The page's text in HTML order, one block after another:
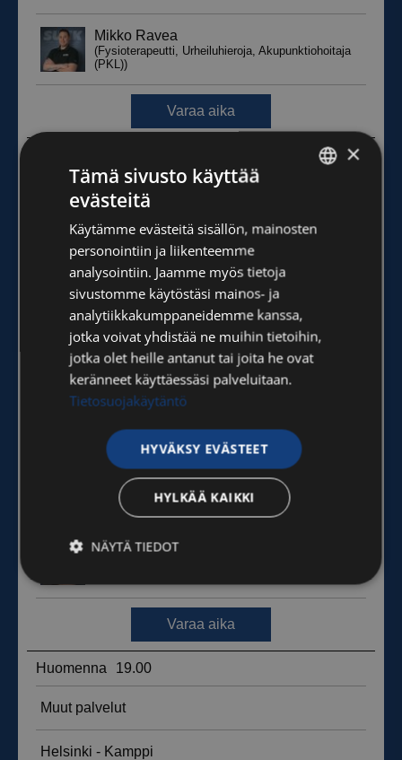
ENGLISH
×
Tämä sivusto käyttää
evästeitä
Käytämme evästeitä sisällön, mainosten
personointiin ja liikenteemme
analysointiin. Jaamme myös tietoja
sivustomme käytöstäsi mainos- ja
analytiikkakumppaneidemme kanssa,
jotka voivat yhdistää ne muihin tietoihin,
jotka olet heille antanut tai joita he ovat
keränneet käyttäessäsi palveluitaan.
Tietosuojakäytäntö
HYVÄKSY EVÄSTEET
HYLKÄÄ KAIKKI
NÄYTÄ TIEDOT
Ehdottomasti
välttämättömät
Suorituskyvylliset
Kohdentavat
Luokittelemattomat